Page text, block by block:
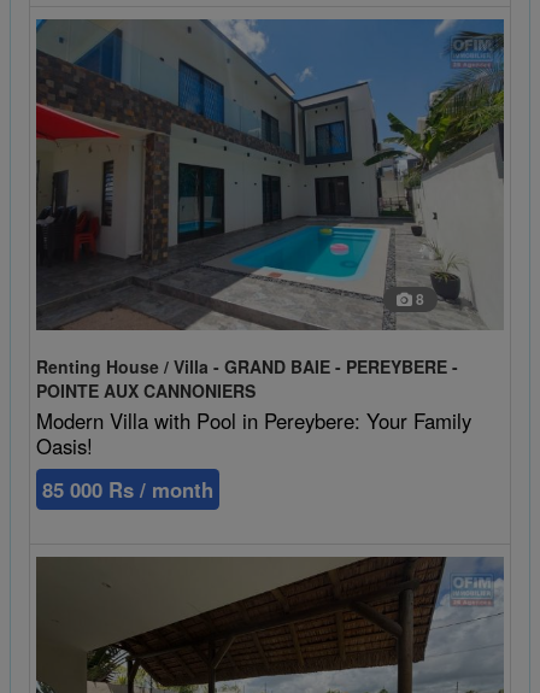
8
Renting House / Villa - GRAND BAIE - PEREYBERE -
POINTE AUX CANNONIERS
Modern Villa with Pool in Pereybere: Your Family
Oasis!
85 000 Rs / month